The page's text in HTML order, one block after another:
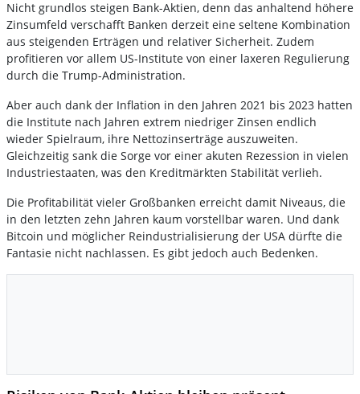
Nicht grundlos steigen Bank-Aktien, denn das anhaltend höhere
Zinsumfeld verschafft Banken derzeit eine seltene Kombination
aus steigenden Erträgen und relativer Sicherheit. Zudem
profitieren vor allem US-Institute von einer laxeren Regulierung
durch die Trump-Administration.
Aber auch dank der Inflation in den Jahren 2021 bis 2023 hatten
die Institute nach Jahren extrem niedriger Zinsen endlich
wieder Spielraum, ihre Nettozinserträge auszuweiten.
Gleichzeitig sank die Sorge vor einer akuten Rezession in vielen
Industriestaaten, was den Kreditmärkten Stabilität verlieh.
Die Profitabilität vieler Großbanken erreicht damit Niveaus, die
in den letzten zehn Jahren kaum vorstellbar waren. Und dank
Bitcoin und möglicher Reindustrialisierung der USA dürfte die
Fantasie nicht nachlassen. Es gibt jedoch auch Bedenken.